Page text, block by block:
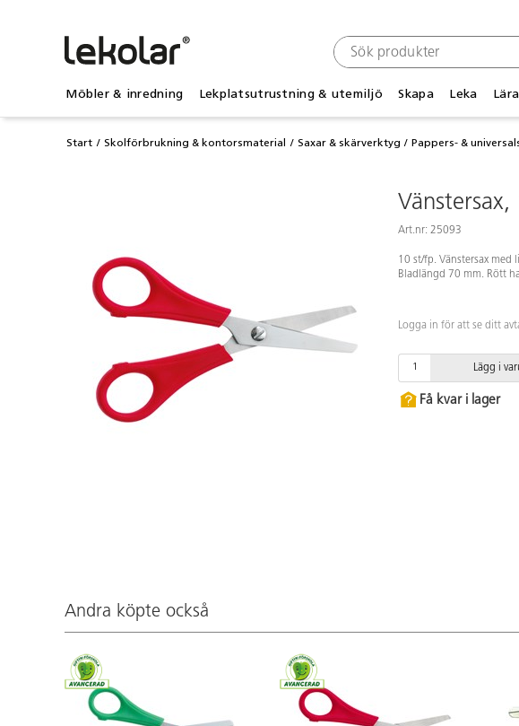
Möbler & inredning Lekplatsutrustning & utemiljö Skapa Leka Lära
Start Skolförbrukning & kontorsmaterial Saxar & skärverktyg Pappers- &
Art.nr: 25093
10 st/fp. Vänstersax med
Bladlängd 70 mm. Rött
Logga in för att se ditt
Lägg i
Få kvar i lager
Andra köpte också